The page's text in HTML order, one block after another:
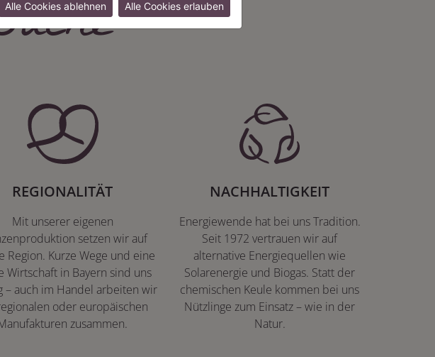
REGIONALITÄT
Mit unserer eigenen
setzen wir auf
Region. Kurze Wege und eine
Wirtschaft in Bayern sind uns
– auch im Handel arbeiten wir
oder europäischen
zusammen.
NACHHALTIGKEIT
Energiewende hat bei uns Tradition.
Seit 1972 vertrauen wir auf
alternative Energiequellen wie
Solarenergie und Biogas. Statt der
chemischen Keule kommen bei uns
Nützlinge zum Einsatz – wie in der
Natur.
Alle Cookies ablehnen Alle Cookies erlauben